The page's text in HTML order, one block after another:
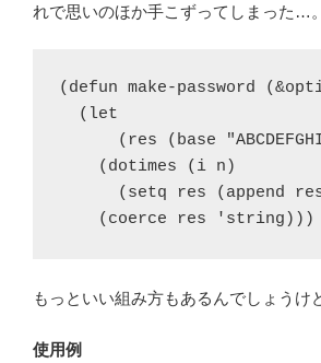
れで思いのほか手こずってしまった…。
(defun make-password
  (let
(res (base
    (dotimes (i n)
(setq res (append
    (coerce res 'string)))
もっといい組み方もあるんでしょうけ
使用例